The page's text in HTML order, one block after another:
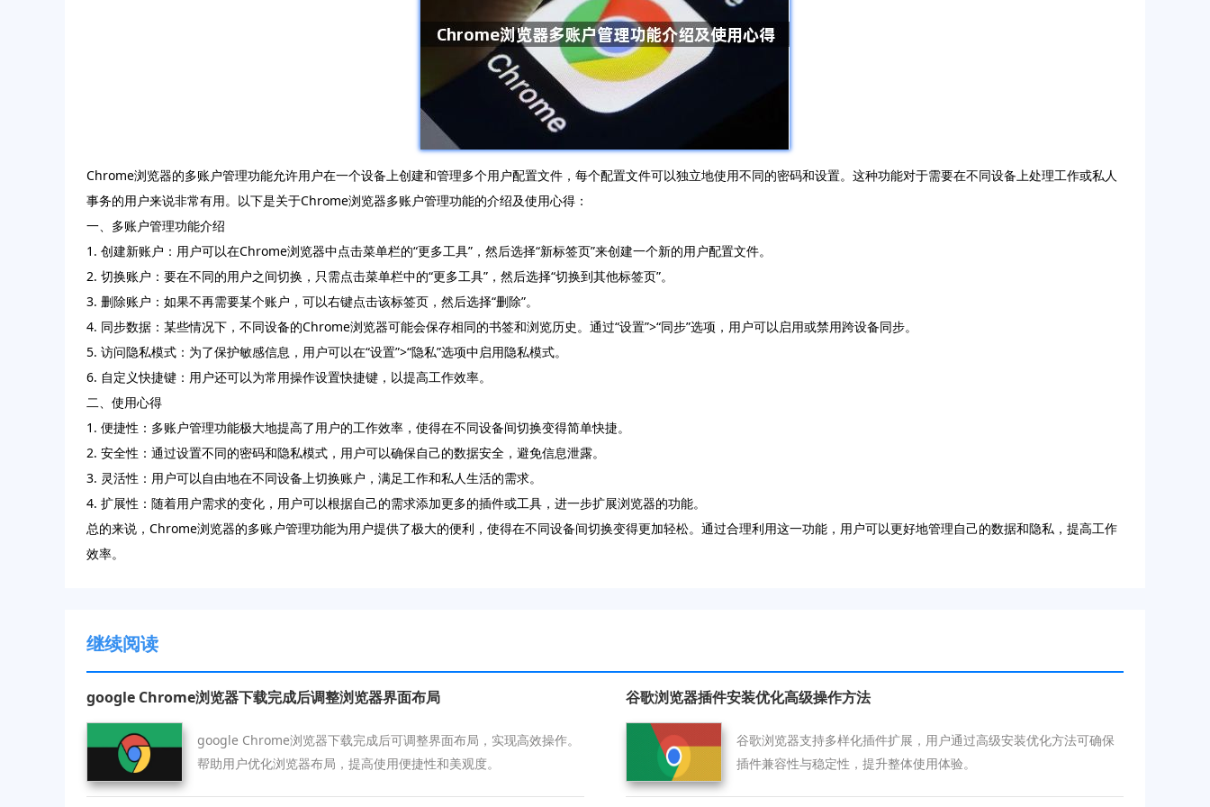
Chrome浏览器的多账户管理功能允许用户在一个设备上创建和管理多个用户配置文件，每个配置文件可以独立地使用不同的密码和设置。这种功能对于需要在不同设备上处理工作或私人
事务的用户来说非常有用。以下是关于Chrome浏览器多账户管理功能的介绍及使用心得：
一、多账户管理功能介绍
1. 创建新账户：用户可以在Chrome浏览器中点击菜单栏的“更多工具”，然后选择“新标签页”来创建一个新的用户配置文件。
2. 切换账户：要在不同的用户之间切换，只需点击菜单栏中的“更多工具”，然后选择“切换到其他标签页”。
3. 删除账户：如果不再需要某个账户，可以右键点击该标签页，然后选择“删除”。
4. 同步数据：某些情况下，不同设备的Chrome浏览器可能会保存相同的书签和浏览历史。通过“设置”>“同步”选项，用户可以启用或禁用跨设备同步。
5. 访问隐私模式：为了保护敏感信息，用户可以在“设置”>“隐私”选项中启用隐私模式。
6. 自定义快捷键：用户还可以为常用操作设置快捷键，以提高工作效率。
二、使用心得
1. 便捷性：多账户管理功能极大地提高了用户的工作效率，使得在不同设备间切换变得简单快捷。
2. 安全性：通过设置不同的密码和隐私模式，用户可以确保自己的数据安全，避免信息泄露。
3. 灵活性：用户可以自由地在不同设备上切换账户，满足工作和私人生活的需求。
4. 扩展性：随着用户需求的变化，用户可以根据自己的需求添加更多的插件或工具，进一步扩展浏览器的功能。
总的来说，Chrome浏览器的多账户管理功能为用户提供了极大的便利，使得在不同设备间切换变得更加轻松。通过合理利用这一功能，用户可以更好地管理自己的数据和隐私，提高工作
效率。
继续阅读
google Chrome浏览器下载完成后调整浏览器界面布局
google Chrome浏览器下载完成后可调整界面布局，实现高效操作。
帮助用户优化浏览器布局，提高使用便捷性和美观度。
谷歌浏览器插件安装优化高级操作方法
谷歌浏览器支持多样化插件扩展，用户通过高级安装优化方法可确保
插件兼容性与稳定性，提升整体使用体验。